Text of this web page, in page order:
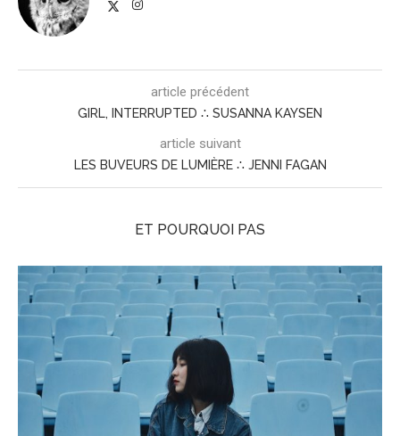
article précédent
GIRL, INTERRUPTED ∴ SUSANNA KAYSEN
article suivant
LES BUVEURS DE LUMIÈRE ∴ JENNI FAGAN
ET POURQUOI PAS